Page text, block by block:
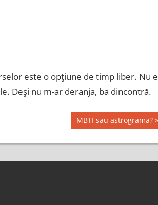
este o opţiune de timp liber. Nu e
Deşi nu m-ar deranja, ba dincontră.
Next
Post:
MBTI sau astrograma?